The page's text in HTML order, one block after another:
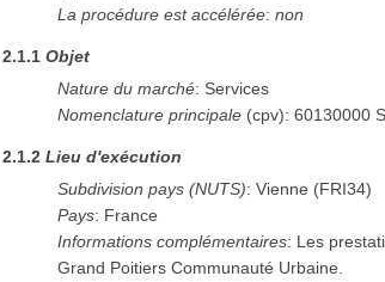
La procédure est accélérée:non
2.1.1Objet
Nature du marché: Services
Nomenclature principale (cpv):60130000
2.1.2Lieu d'exécution
Subdivision pays (NUTS):Vienne (FRI34)
Pays: France
Informations complémentaires: Les
Grand Poitiers Communauté Urbaine.